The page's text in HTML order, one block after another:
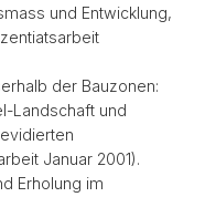
und Entwicklung,
der Bauzonen:
Landschaft und
Januar 2001).
Erholung im